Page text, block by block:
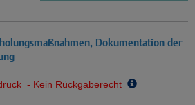
Dokumentation der
- Kein Rückgaberecht